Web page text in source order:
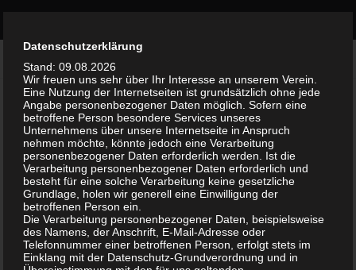
GWA-Versammlung am 22.03.2023
VONWALTER ·3. MÄRZ 2023
GWA Neu Olvenstedt lädt alle
BürgerInnen recht herzlich ein
Mittwoch, den 22.03.2023ab 17:30 Uhr
Durch die weitere Nutzung der Seite stimmst du der Verwendung
Datenschutzerklärung
Stand: 09.08.2026
Wir freuen uns sehr über Ihr Interesse an unserem Verein.
Eine Nutzung der Internetseiten ist grundsätzlich ohne jede
Angabe personenbezogener Daten möglich. Sofern eine
betroffene Person besondere Services unseres
Unternehmens über unsere Internetseite in Anspruch
nehmen möchte, könnte jedoch eine Verarbeitung
personenbezogener Daten erforderlich werden. Ist die
Verarbeitung personenbezogener Daten erforderlich und
besteht für eine solche Verarbeitung keine gesetzliche
Grundlage, holen wir generell eine Einwilligung der
betroffenen Person ein.
Die Verarbeitung personenbezogener Daten, beispielsweise
des Namens, der Anschrift, E-Mail-Adresse oder
Telefonnummer einer betroffenen Person, erfolgt stets im
Einklang mit der Datenschutz-Grundverordnung und in